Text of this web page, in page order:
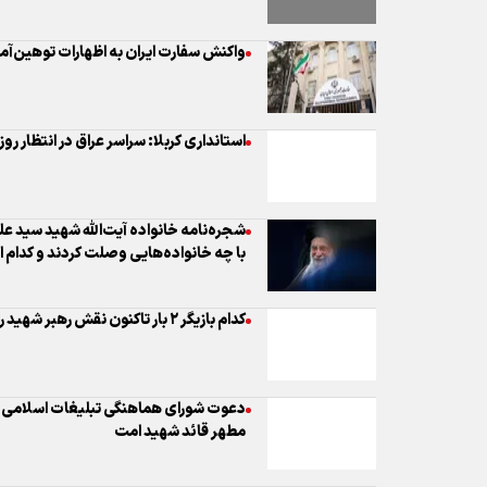
واکنش سفارت ایران به اظهارات
استانداری کربلا: سراسر عراق در
شجره‌نامه خانواده آیت‌الله شهید سید
با چه خانواده‌هایی وصلت کردند و
کدام بازیگر ۲ بار تاکنون نقش رهبر شهید را ایفا کرده است؟
دعوت شورای هماهنگی تبلیغات اسلامی
مطهر قائد شهید امت